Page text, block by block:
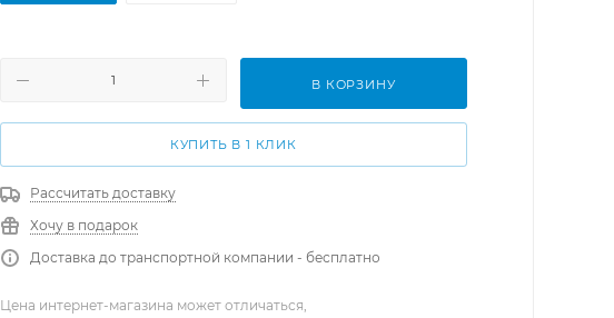
В КОРЗИНУ
КУПИТЬ В 1 КЛИК
Рассчитать доставку
Хочу в подарок
Доставка до транспортной компании - бесплатно
Цена интернет-магазина может отличаться,